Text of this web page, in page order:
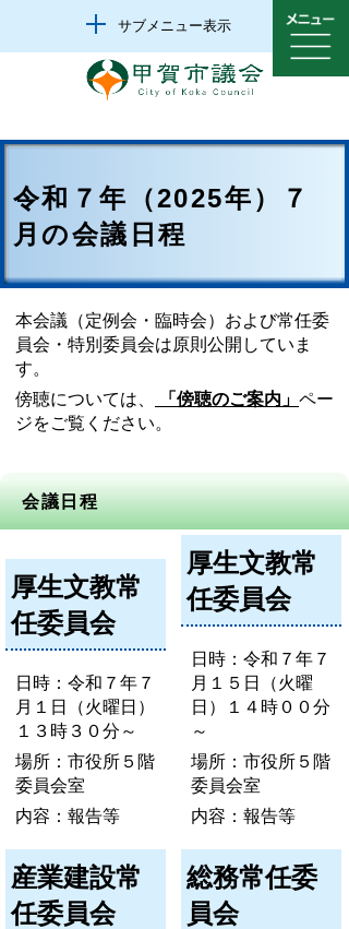
サブメニュー表示
令和７年（2025年）７
月の会議日程
本会議（定例会・臨時会）および常任委
員会・特別委員会は原則公開していま
す。
傍聴については、
「傍聴のご案内」 ペー
ジをご覧ください。
会議日程
厚生文教常
任委員会
日時：令和７年７
月１日（火曜日）
１３時３０分～
場所：市役所５階
委員会室
内容：報告等
厚生文教常
任委員会
日時：令和７年７
月１５日（火曜
日）１４時００分
～
場所：市役所５階
委員会室
内容：報告等
産業建設常
任委員会
総務常任委
員会